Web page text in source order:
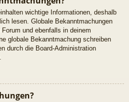
wichtige Informationen, deshalb
lesen. Globale Bekanntmachungen
und ebenfalls in deinem
globale Bekanntmachung schreiben
durch die Board-Administration